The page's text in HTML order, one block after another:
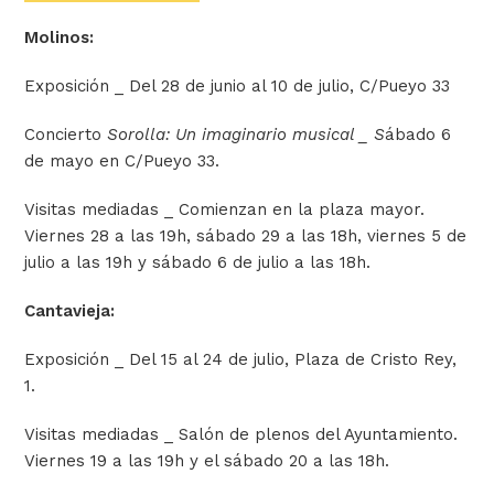
Molinos:
Exposición _ Del 28 de junio al 10 de julio, C/Pueyo 33
Concierto Sorolla: Un imaginario musical _ Sábado 6
de mayo en C/Pueyo 33.
Visitas mediadas _ Comienzan en la plaza mayor.
Viernes 28 a las 19h, sábado 29 a las 18h, viernes 5 de
julio a las 19h y sábado 6 de julio a las 18h.
Cantavieja:
Exposición _ Del 15 al 24 de julio, Plaza de Cristo Rey,
1.
Visitas mediadas _ Salón de plenos del Ayuntamiento.
Viernes 19 a las 19h y el sábado 20 a las 18h.